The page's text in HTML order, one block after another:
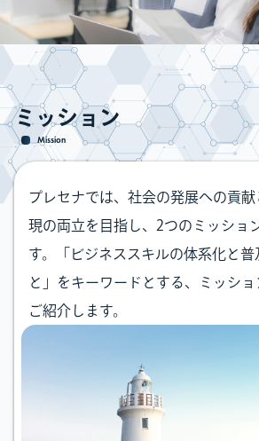
ミッション
Mission
プレセナでは、社会の発展への貢
現の両立を目指し、2つのミッショ
す。「ビジネススキルの体系化と普
と」をキーワードとする、ミッシ
ご紹介します。